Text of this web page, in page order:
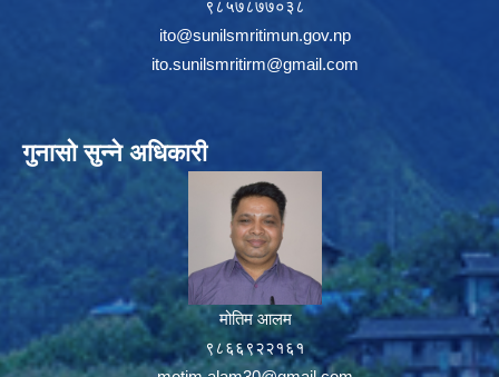
९८५७८७७०३८
ito@sunilsmritimun.gov.np
ito.sunilsmritirm@gmail.com
गुनासो सुन्ने अधिकारी
मोतिम आलम
९८६६९२२१६१